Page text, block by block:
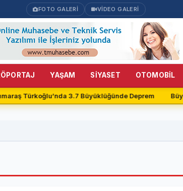
FOTO GALERİ VİDEO GALERİ
YAŞAM SİYASET OTOMOBİL
Türkoğlu’nda 3.7 Büyüklüğünde Deprem